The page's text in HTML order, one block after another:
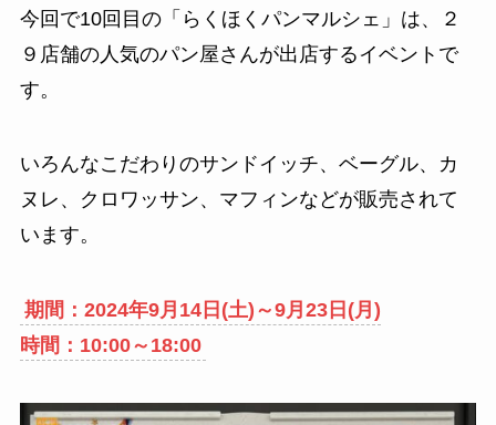
今回で10回目の「らくほくパンマルシェ」は、２
９店舗の人気のパン屋さんが出店するイベントで
す。
いろんなこだわりのサンドイッチ、ベーグル、カ
ヌレ、クロワッサン、マフィンなどが販売されて
います。
期間：2024年9月14日(土)～9月23日(月)
時間：10:00～18:00